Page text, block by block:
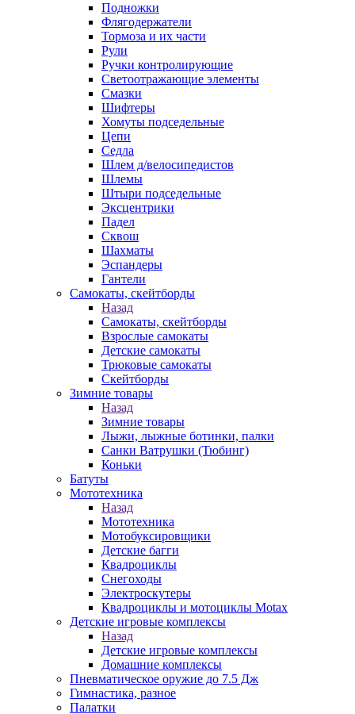
Подножки
Флягодержатели
Тормоза и их части
Рули
Ручки контролирующие
Светоотражающие элементы
Смазки
Шифтеры
Хомуты подседельные
Цепи
Седла
Шлем д/велосипедистов
Шлемы
Штыри подседельные
Эксцентрики
Падел
Сквош
Шахматы
Эспандеры
Гантели
Самокаты, скейтборды
Назад
Самокаты, скейтборды
Взрослые самокаты
Детские самокаты
Трюковые самокаты
Скейтборды
Зимние товары
Назад
Зимние товары
Лыжи, лыжные ботинки, палки
Санки Ватрушки (Тюбинг)
Коньки
Батуты
Мототехника
Назад
Мототехника
Мотобуксировщики
Детские багги
Квадроциклы
Снегоходы
Электроскутеры
Квадроциклы и мотоциклы Motax
Детские игровые комплексы
Назад
Детские игровые комплексы
Домашние комплексы
Пневматическое оружие до 7.5 Дж
Гимнастика, разное
Палатки